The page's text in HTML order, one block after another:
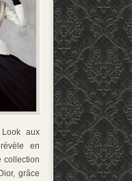
aux
en
collection
grâce